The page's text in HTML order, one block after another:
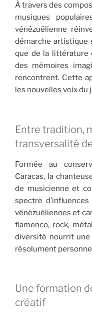
À travers des
musiques
vénézuélienne
démarche artistique
que de la littérature
des mémoires
rencontrent. Cette
les nouvelles voix du
Entre tradition,
transversalité
Formée au
Caracas, la
de musicienne et
spectre
vénézuéliennes et
flamenco, rock,
diversité nourrit
résolument
Une formation
créatif